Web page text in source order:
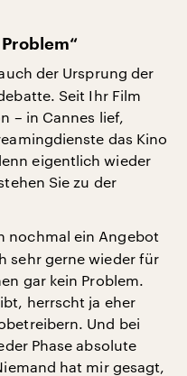
der Ursprung der
Seit Ihr Film
– in Cannes lief,
das Kino
eigentlich wieder
Sie zu der
nochmal ein Angebot
sehr gerne wieder für
gar kein Problem.
herrscht ja eher
Und bei
Phase absolute
hat mir gesagt,